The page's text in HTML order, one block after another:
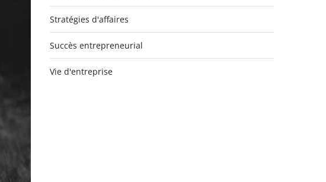
Stratégies d'affaires
Succès entrepreneurial
Vie d'entreprise